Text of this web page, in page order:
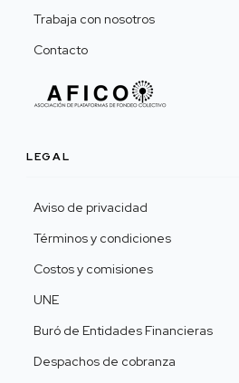
Trabaja con nosotros
Contacto
LEGAL
Aviso de privacidad
Términos y condiciones
Costos y comisiones
UNE
Buró de Entidades Financieras
Despachos de cobranza